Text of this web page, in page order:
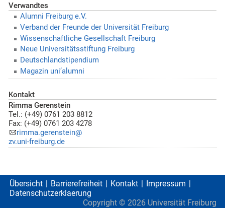
Verwandtes
Alumni Freiburg e.V.
Verband der Freunde der Universität Freiburg
Wissenschaftliche Gesellschaft Freiburg
Neue Universitätsstiftung Freiburg
Deutschlandstipendium
Magazin uni’alumni
Kontakt
Rimma Gerenstein
Tel.: (+49) 0761 203 8812
Fax: (+49) 0761 203 4278
rimma.gerenstein@
zv.uni-freiburg.de
Übersicht Barrierefreiheit Kontakt
Impressum
Datenschutzerklaerung
Copyright © 2026 Universität Freiburg